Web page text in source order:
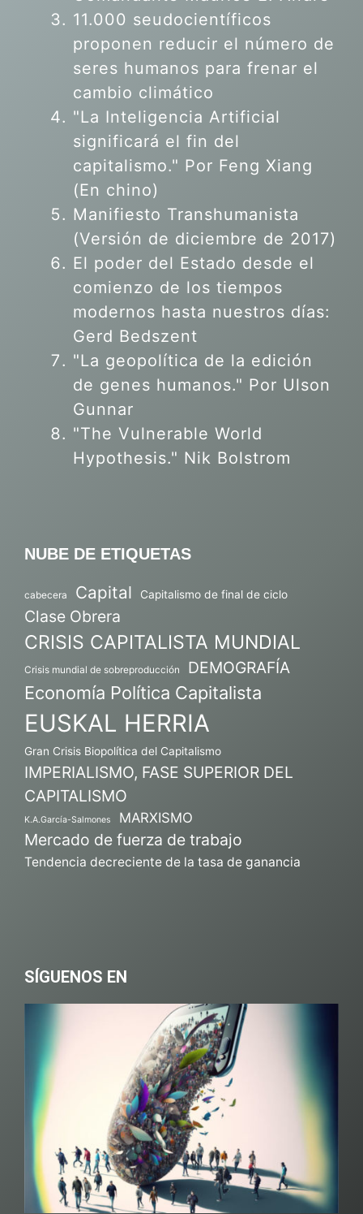
11.000 seudocientíficos
proponen reducir el número de
seres humanos para frenar el
cambio climático
"La Inteligencia Artificial
significará el fin del
capitalismo." Por Feng Xiang
(En chino)
Manifiesto Transhumanista
(Versión de diciembre de 2017)
El poder del Estado desde el
comienzo de los tiempos
modernos hasta nuestros días:
Gerd Bedszent
"La geopolítica de la edición
de genes humanos." Por Ulson
Gunnar
"The Vulnerable World
Hypothesis." Nik Bolstrom
NUBE DE ETIQUETAS
cabecera Capital Capitalismo de final de ciclo
Clase Obrera
CRISIS CAPITALISTA MUNDIAL
Crisis mundial de sobreproducción DEMOGRAFÍA
Economía Política Capitalista
EUSKAL HERRIA
Gran Crisis Biopolítica del Capitalismo
IMPERIALISMO, FASE SUPERIOR DEL
CAPITALISMO
K.A.García-Salmones MARXISMO
Mercado de fuerza de trabajo
Tendencia decreciente de la tasa de ganancia
SÍGUENOS EN